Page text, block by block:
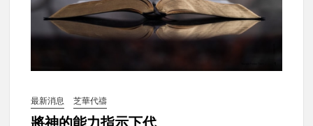
最新消息 芝華代禱
將神的能力指示下代